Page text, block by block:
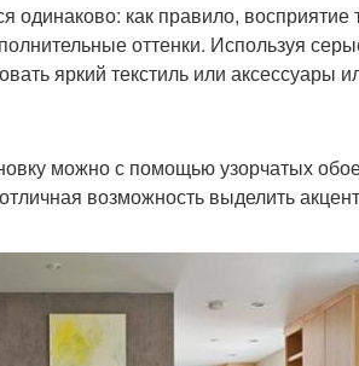
как правило, восприятие
оттенки. Используя
яркий текстиль или аксессуары
можно с помощью узорчатых
возможность выделить